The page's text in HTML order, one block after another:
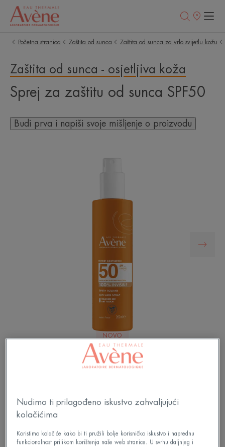
Prodajna
Početna stranica Zaštita od sunca Zaštita od sunca za vrlo svijetlu kožu
Zaštita od sunca - osjetljiva koža
Sprej za zaštitu od sunca SPF50
Budi prva i napiši svoje mišljenje o proizvodu
NOVO
Sprej za zaštitu od sunca SPF50 osigurava visoku
Dry touch tekstura, potpuno nevidljiva, čak i na
mokroj koži.
Nudimo ti prilagođeno iskustvo zahvaljujući
kolačićima
Koristimo kolačiće kako bi ti pružili bolje korisničko iskustvo i naprednu
funkcionalnost prilikom korištenja naše web stranice. U svrhu daljnjeg i